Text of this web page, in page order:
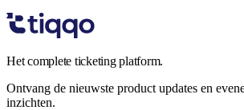
Het complete ticketing platform.
Ontvang de nieuwste product updates en
inzichten.